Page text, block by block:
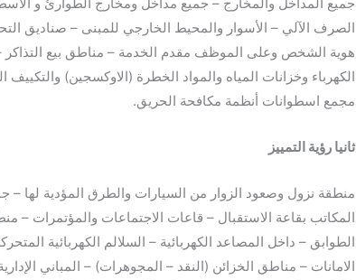
هوية الشخص وعلى الموظف مقدم الخدمة – مناطق بيع
الكهرباء وخزانات المياه والمواد الخطرة (الاوكسجين)
مجمع اسطوانات أنظمة مكافحة الحريق.
ثانيا رؤية التمييز
منطقة نزول وصعود الزوار من السيارات والطرق المؤدية لها –
المكاتب بقاعة الاستقبال – قاعات الاجتماعات والمؤتمرات –
الطوابق – داخل المصاعد الكهربائية – السلالم الكهربائية
الامانات – مناطق الخزائن (النقد – المجوهرات) – المباني